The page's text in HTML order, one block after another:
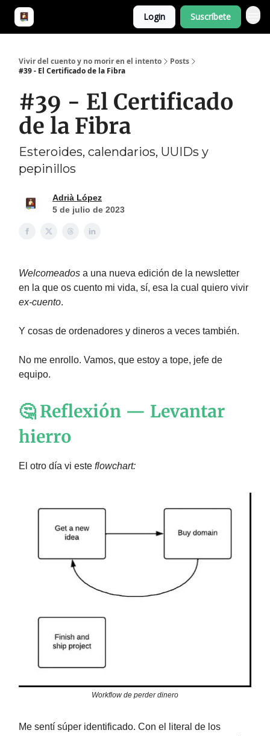
Login Suscríbete
Vivir del cuento y no morir en el intento
Posts
#39 - El Certificado de la Fibra
#39 - El Certificado
de la Fibra
Esteroides, calendarios, UUIDs y
pepinillos
Adrià López
5 de julio de 2023
Welcomeados a una nueva edición de la newsletter
en la que os cuento mi vida, sí, esa la cual quiero vivir
ex-cuento.
Y cosas de ordenadores y dineros a veces también.
No me enrollo. Vamos, que estoy a tope, jefe de
equipo.
🤔Reflexión — Levantar
hierro
El otro día vi este flowchart:
Workflow de perder dinero
Me sentí súper identificado. Con el literal de los